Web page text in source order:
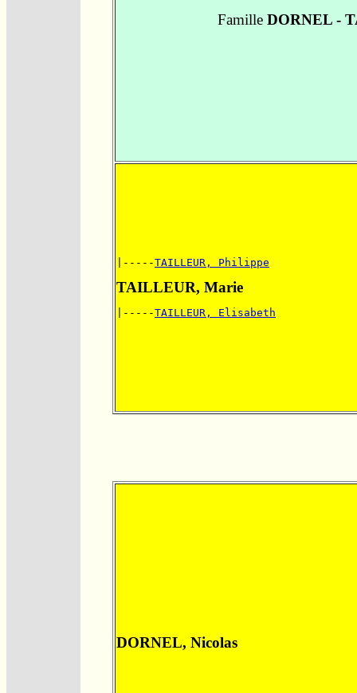
FamilleDORNEL -
|-----TAILLEUR, Philippe
TAILLEUR, Marie
|-----TAILLEUR, Elisabeth
DORNEL, Nicolas